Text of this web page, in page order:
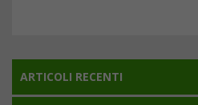
ARTICOLI RECENTI